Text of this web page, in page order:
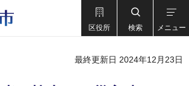
区役所 検索 メニュー
最終更新日 2024年12月23日